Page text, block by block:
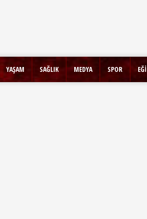
YAŞAM SAĞLIK MEDYA SPOR